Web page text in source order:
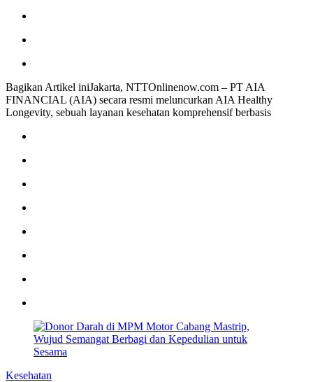
Bagikan Artikel iniJakarta, NTTOnlinenow.com – PT AIA
FINANCIAL (AIA) secara resmi meluncurkan AIA Healthy
Longevity, sebuah layanan kesehatan komprehensif berbasis
Kesehatan